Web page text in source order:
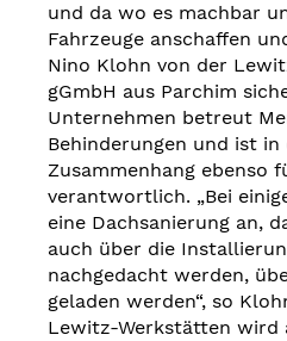
und da wo es machbar
Fahrzeuge anschaffen
Nino Klohn von der
gGmbH aus Parchim
Unternehmen betreut
Behinderungen und ist in
Zusammenhang ebenso
verantwortlich. „Bei
eine Dachsanierung an,
auch über die
nachgedacht werden,
geladen werden“, so
Lewitz-Werkstätten wird